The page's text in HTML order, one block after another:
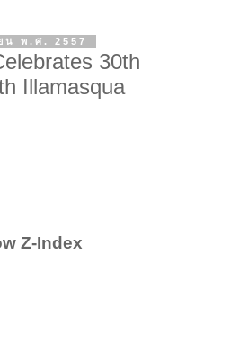
น พ.ศ. 2557
30th
Illamasqua
Z-Index